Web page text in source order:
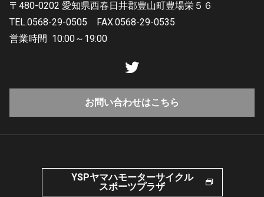
〒480-0202 愛知県西春日井郡豊山町豊場栄５６
TEL.0568-29-0505
FAX.0568-29-0535
営業時間 10:00～19:00
お問い合わせはこちら
YSPヤマハモーターサイクル
スポーツプラザ